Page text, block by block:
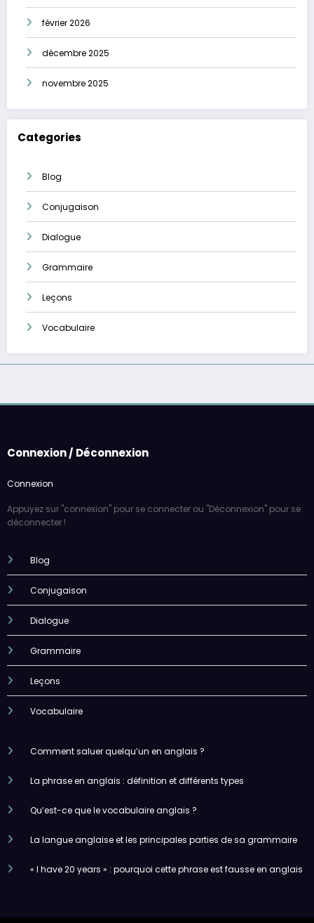
février 2026
décembre 2025
novembre 2025
Categories
Blog
Conjugaison
Dialogue
Grammaire
Leçons
Vocabulaire
Connexion / Déconnexion
Connexion
Appuyez sur "connexion" pour se connecter ou "Déconnexion" pour se
déconnecter !
Blog
Conjugaison
Dialogue
Grammaire
Leçons
Vocabulaire
Comment saluer quelqu’un en anglais ?
La phrase en anglais : définition et différents types
Qu’est-ce que le vocabulaire anglais ?
La langue anglaise et les principales parties de sa grammaire
« I have 20 years » : pourquoi cette phrase est fausse en anglais